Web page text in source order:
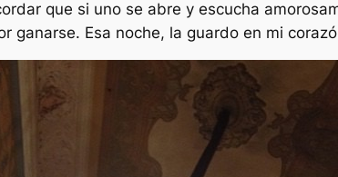
que si uno se abre y escucha
ganarse. Esa noche, la guardo en mi